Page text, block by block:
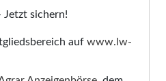
Jetzt sichern!
aufwww.lw-